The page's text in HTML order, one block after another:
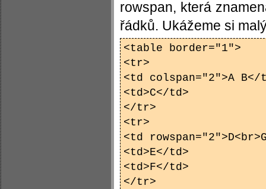
rowspan, která
řádků. Ukážeme si
<table border="1">
<tr>
<td colspan="2">A B</
<td>C</td>
</tr>
<tr>
<td
<td>E</td>
<td>F</td>
</tr>